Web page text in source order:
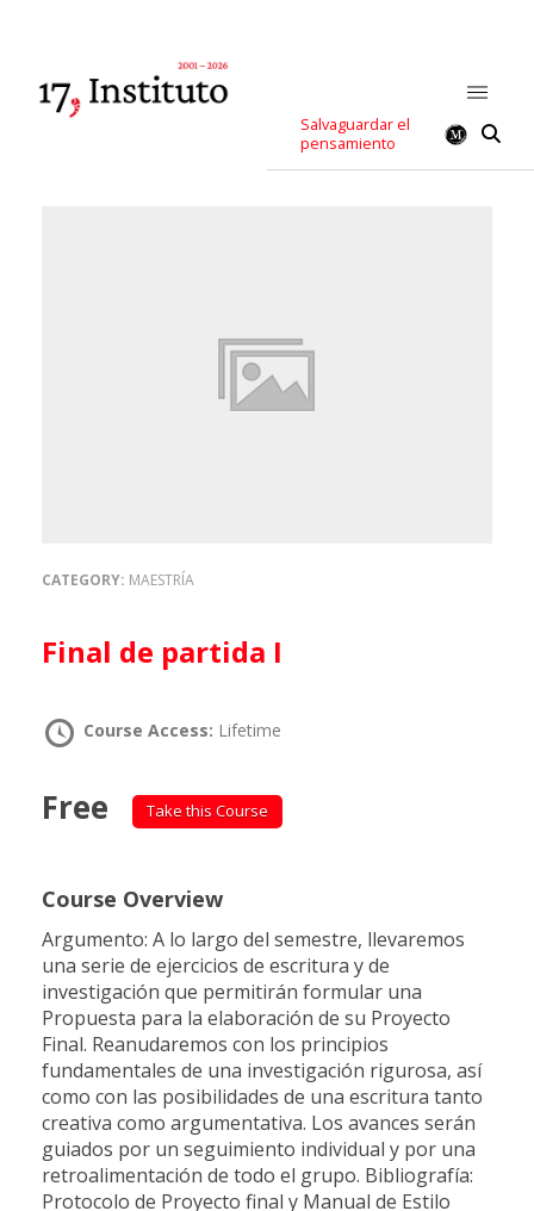
Salvaguardar el
pensamiento
CATEGORY: MAESTRÍA
Final de partida I
Course Access: Lifetime
Free Take this Course
Course Overview
Argumento: A lo largo del semestre, llevaremos
una serie de ejercicios de escritura y de
investigación que permitirán formular una
Propuesta para la elaboración de su Proyecto
Final. Reanudaremos con los principios
fundamentales de una investigación rigurosa, así
como con las posibilidades de una escritura tanto
creativa como argumentativa. Los avances serán
guiados por un seguimiento individual y por una
retroalimentación de todo el grupo. Bibliografía:
Protocolo de Proyecto final y Manual de Estilo